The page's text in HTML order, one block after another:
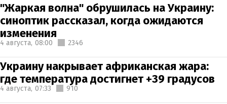
"Жаркая волна" обрушилась на Украину:
синоптик рассказал, когда ожидаются
изменения
4 августа, 08:00 2346
Украину накрывает африканская жара:
где температура достигнет +39 градусов
4 августа, 07:33 910